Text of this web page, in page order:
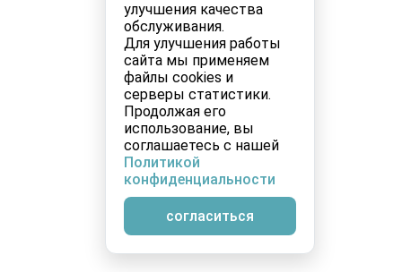
улучшения качества
обслуживания.
Для улучшения работы
сайта мы применяем
файлы cookies и
серверы статистики.
Продолжая его
использование, вы
соглашаетесь с нашей
Политикой
конфиденциальности
согласиться